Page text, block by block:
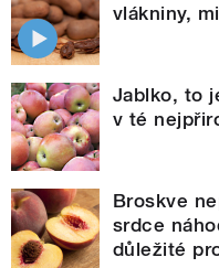
vlákniny,
Jablko, to
v té
Broskve
srdce
důležité